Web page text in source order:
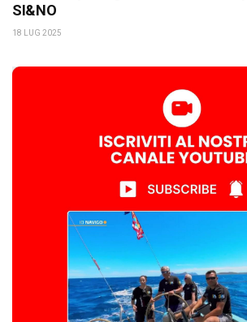
SI&NO
18 LUG 2025